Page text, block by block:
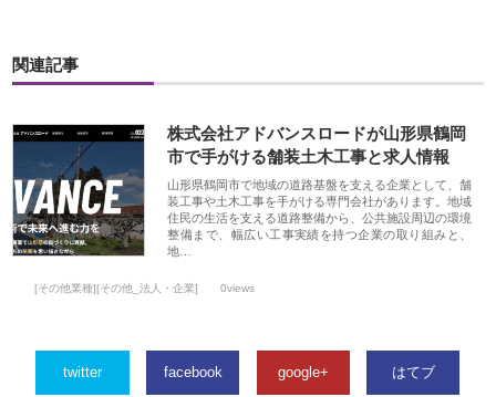
関連記事
株式会社アドバンスロードが山形県鶴岡
市で手がける舗装土木工事と求人情報
山形県鶴岡市で地域の道路基盤を支える企業として、舗
装工事や土木工事を手がける専門会社があります。地域
住民の生活を支える道路整備から、公共施設周辺の環境
整備まで、幅広い工事実績を持つ企業の取り組みと、
地…
[その他業種][その他_法人・企業] 0views
twitter facebook google+ はてブ